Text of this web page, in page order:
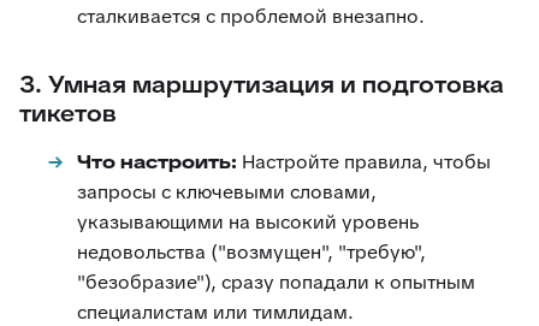
сталкивается с проблемой внезапно.
3. Умная маршрутизация и подготовка
тикетов
Что настроить: Настройте правила, чтобы
запросы с ключевыми словами,
указывающими на высокий уровень
недовольства ("возмущен", "требую",
"безобразие"), сразу попадали к опытным
специалистам или тимлидам.